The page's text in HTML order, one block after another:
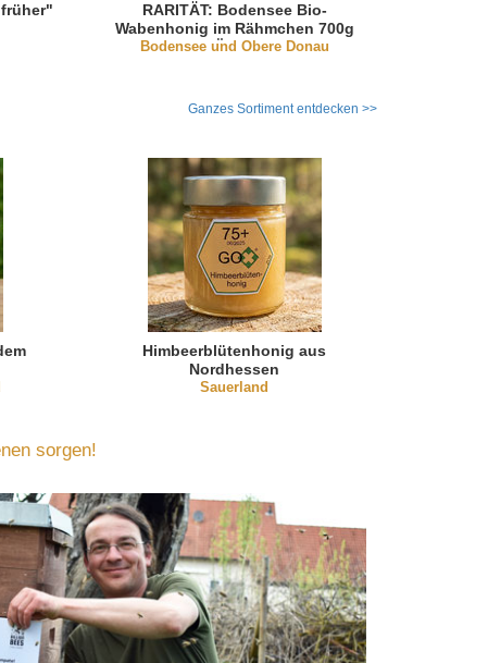
RARITÄT: Bodensee Bio-
Wabenhonig im Rähmchen 700g
(DE-ÖKO-003)
Bodensee und Obere Donau
Ganzes Sortiment entdecken >>
Himbeerblütenhonig aus
Nordhessen
Sauerland
sorgen!